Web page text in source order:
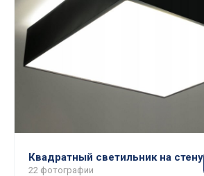
Квадратный светильник на стену
22 фотографии